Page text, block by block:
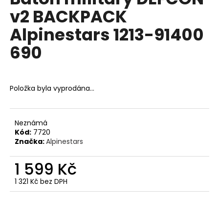
z
5
hvězdiček.
v2 BACKPACK
Alpinestars 1213-91400
690
Položka byla vyprodána…
Neznámá
Kód: 7720
Značka:Alpinestars
1 599 Kč
1 321 Kč bez DPH
Měrná
a
j
í
t
?
D
o
p
o